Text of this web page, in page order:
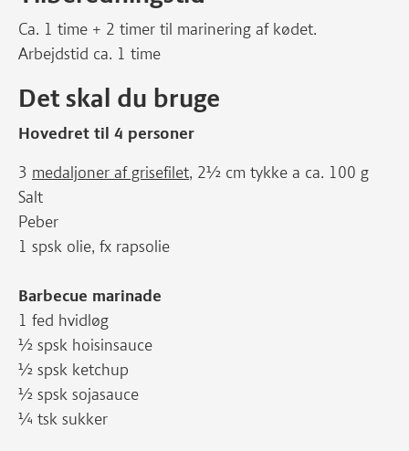
Ca. 1 time + 2 timer til marinering af kødet.
Arbejdstid ca. 1 time
Det skal du bruge
Hovedret til 4 personer
3 medaljoner af grisefilet, 2½ cm tykke a ca. 100 g
Salt
Peber
1 spsk olie, fx rapsolie
Barbecue marinade
1 fed hvidløg
½ spsk hoisinsauce
½ spsk ketchup
½ spsk sojasauce
¼ tsk sukker